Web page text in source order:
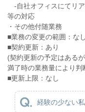
-自社オフィスにてリ
等の対応
・その他付随業務
■業務の変更の範囲：なし
■契約更新：あり
(契約更新の予定はある
満了時の業務量により判
■更新上限：なし
経験の少ない